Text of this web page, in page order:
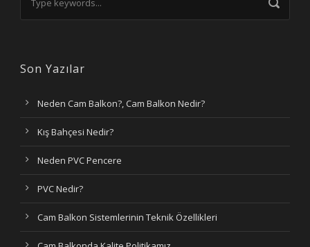
Son Yazılar
Neden Cam Balkon?, Cam Balkon Nedir?
Kış Bahçesi Nedir?
Neden PVC Pencere
PVC Nedir?
Cam Balkon Sistemlerinin Teknik Özellikleri